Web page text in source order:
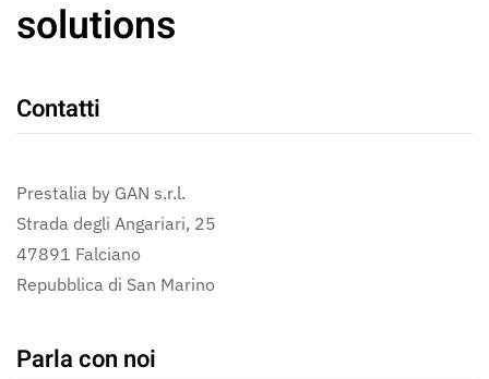
solutions
Contatti
Prestalia by GAN s.r.l.
Strada degli Angariari, 25
47891 Falciano
Repubblica di San Marino
Parla con noi